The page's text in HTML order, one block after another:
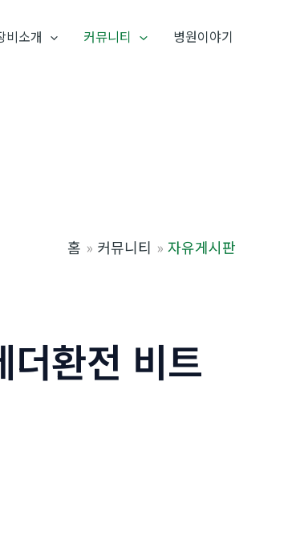
비소개 커뮤니티 병원이야기
홈 커뮤니티 자유게시판
환전 비트